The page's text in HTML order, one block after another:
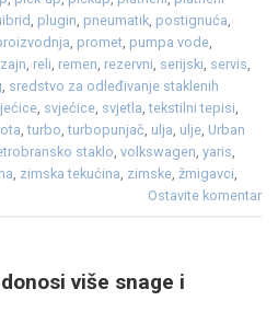
, plugin, pneumatik, postignuća,
, promet, pumpa vode,
, reli, remen, rezervni, serijski, servis,
, sredstvo za odleđivanje staklenih
, svjećice, svjetla,tekstilni tepisi,
,turbo,turbopunjač, ulja, ulje, Urban
staklo, volkswagen, yaris,
, zimska tekućina, zimske, žmigavci,
Ostavite komentar
više snage i